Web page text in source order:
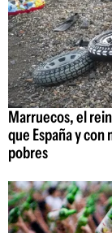
Marruecos, el
que España y
pobres